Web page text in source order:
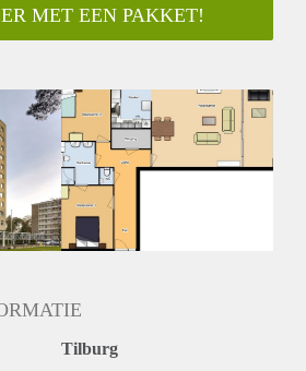
Ja
Afhankelijk van de Eigenaar
Afhankelijk van de Eigenaar
MET EEN PAKKET!
Tilburg